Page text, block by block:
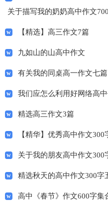
关于描写我的奶奶高中作文
【精选】高三作文7篇
九如山的山高中作文
有关我的同桌高一作文七篇
我们应怎么利用好网络高
精选高三作文3篇
【精华】优秀高中作文300
关于我的朋友高中作文300
精选秋天的高中作文300字
高中《春节》作文600字集